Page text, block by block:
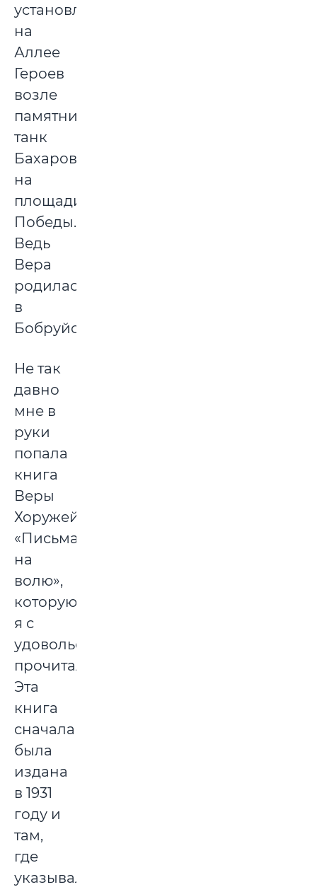
установлена
на
Аллее
Героев
возле
памятника
танк
Бахарова
на
площади
Победы.
Ведь
Вера
родилась
в
Бобруйске.
Не так
давно
мне в
руки
попала
книга
Веры
Хоружей
«Письма
на
волю»,
которую
я с
удовольствием
прочитал.
Эта
книга
сначала
была
издана
в 1931
году и
там,
где
указывался